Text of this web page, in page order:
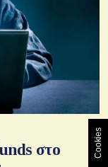
στο
Cookies